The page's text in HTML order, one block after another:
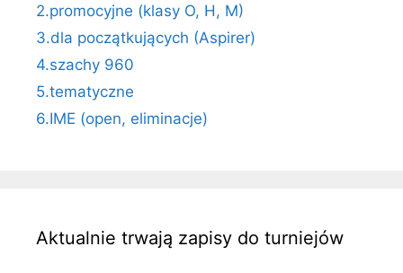
2.promocyjne (klasy O, H, M)
3.dla początkujących (Aspirer)
4.szachy 960
5.tematyczne
6.IME (open, eliminacje)
Aktualnie trwają zapisy do turniejów